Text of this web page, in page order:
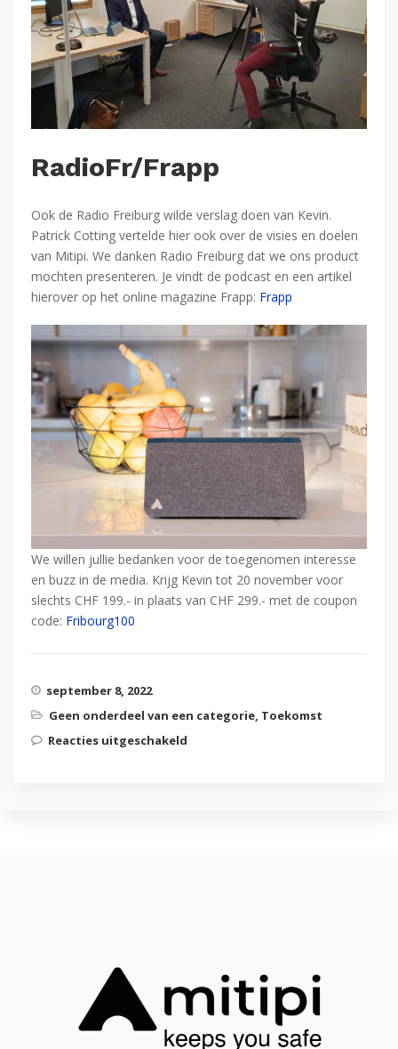
RadioFr/Frapp
Ook de Radio Freiburg wilde verslag doen van Kevin.
Patrick Cotting vertelde hier ook over de visies en doelen
van Mitipi. We danken Radio Freiburg dat we ons product
mochten presenteren. Je vindt de podcast en een artikel
hierover op het online magazine Frapp: Frapp
We willen jullie bedanken voor de toegenomen interesse
en buzz in de media. Krijg Kevin tot 20 november voor
slechts CHF 199.- in plaats van CHF 299.- met de coupon
code: Fribourg100
september 8, 2022
Geen onderdeel van een categorie, Toekomst
Reacties uitgeschakeld